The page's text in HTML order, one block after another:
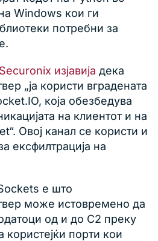
Windows кои ги
потребни за
изјавија дека
„ја користи вградената
која обезбедува
на клиентот и на
Овој канал се користи и
ексфилтрација на
е што
може истовремено да
од и до C2 преку
користејќи порти кои